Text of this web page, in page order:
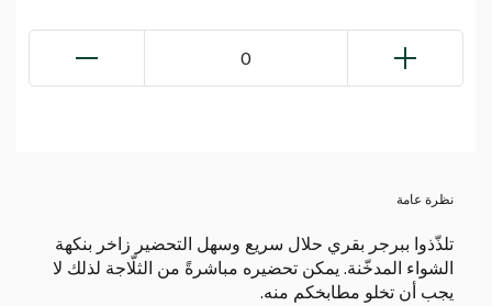
0
نظرة عامة
تلذّذوا ببرجر بقري حلال سريع وسهل التحضير زاخر بنكهة
الشواء المدخّنة. يمكن تحضيره مباشرةً من الثلّاجة لذلك لا
يجب أن تخلو مطابخكم منه.